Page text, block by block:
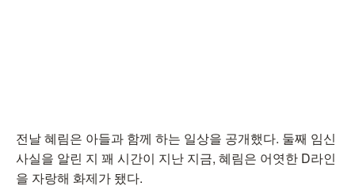
전날 혜림은 아들과 함께 하는 일상을 공개했다. 둘째 임신
사실을 알린 지 꽤 시간이 지난 지금, 혜림은 어엿한 D라인
을 자랑해 화제가 됐다.